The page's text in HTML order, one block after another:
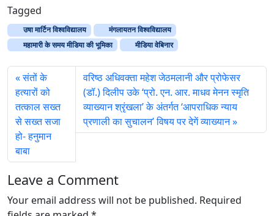
a
d
i
n
g
…
Tagged
उषा मार्टिन विश्वविद्यालय
मंगलायतन विश्वविद्यालय
महामारी के समय मीडिया की भूमिका
मीडिया वेबिनार
संतों के
हत्यारों को
तत्काल सख्त
से सख्त सजा
हो- हनुमान
बाबा
वरिष्ठ अधिवक्ता महेश जेठमलानी और प्रोफेसर
(डॉ.) दिलीप उके ‘प्रो. एन. आर. माधव मेनन स्मृति
व्याख्यान श्रृंखला’ के अंतर्गत ‘आपराधिक न्याय
प्रणाली का सुचालन’ विषय पर देगें व्याख्यान
Leave a Comment
Your email address will not be published. Required